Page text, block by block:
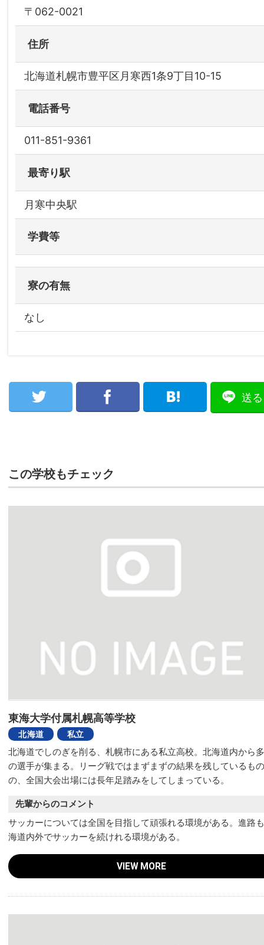
〒062-0021
住所
北海道札幌市豊平区月寒西1条9丁目10-15
電話番号
011-851-9361
最寄り駅
月寒中央駅
学費等
寮の有無
なし
送る
この学校もチェック
東海大学付属札幌高等学校
北海道 私立
北海道でしのぎを削る、札幌市にある私立高校。北海道内から
の選手が集まる。リーグ戦ではまずまずの結果を残しているも
の、全国大会出場には長年足踏みをしてしまっている。
先輩からのコメント
サッカーについては全国を目指して頑張れる環境がある。進路
海道内外でサッカーを続けれる環境がある。
VIEW MORE